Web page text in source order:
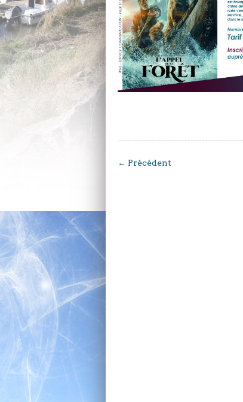
← Précédent